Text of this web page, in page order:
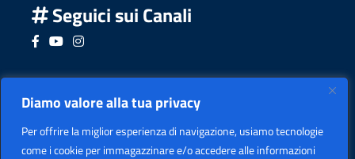
Diamo valore alla tua privacy
Per offrire la miglior esperienza di navigazione, usiamo tecnologie
come i cookie per immagazzinare e/o accedere alle informazioni
Seguici sui Canali
Seguici su Facebook
Seguici su YouTube
Seguici su Instagram